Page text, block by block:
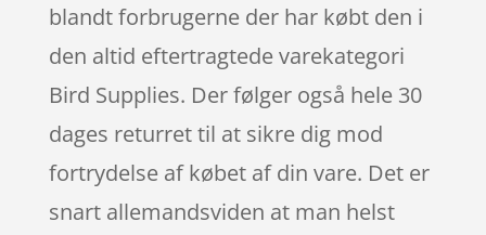
blandt forbrugerne der har købt den i
den altid eftertragtede varekategori
Bird Supplies. Der følger også hele 30
dages returret til at sikre dig mod
fortrydelse af købet af din vare. Det er
snart allemandsviden at man helst